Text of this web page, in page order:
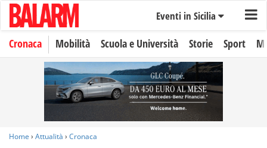
Eventi in Sicilia
Cronaca Mobilità Scuola e Università Storie Sport
Home › Attualità › Cronaca